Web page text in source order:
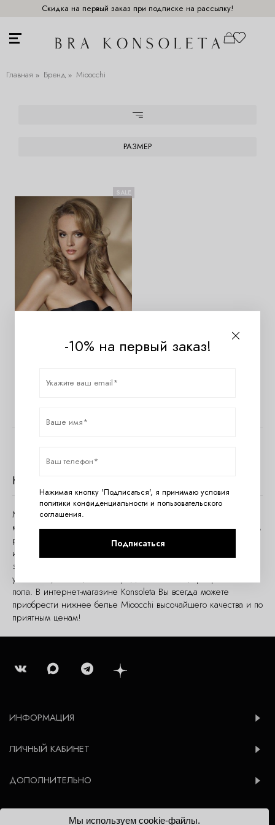
Скидка на первый заказ при подписке на рассылку!
Главная Бренд Mioocchi
РАЗМЕР
SALE
Бюстгальтер Mioocchi 6160
Нижнее белье Mioocchi
Mioocchi – итальянская торговая марка женского белья,
которая уверенно заняла свою нишу на российском бельевом
рынке благодаря высокому качеству и своей
индивидуальности. Женское нижнее белье марки Mioocchi –
это знак принадлежности к особой группе уверенных в себе,
успешных, любящих себя представительниц прекрасного
пола. В интернет-магазине Konsoleta Вы всегда можете
приобрести нижнее белье Mioocchi высочайшего качества и по
приятным ценам!
ИНФОРМАЦИЯ
ЛИЧНЫЙ КАБИНЕТ
ДОПОЛНИТЕЛЬНО
-10% на первый заказ!
Нажимая кнопку 'Подписаться', я принимаю условия
политики конфиденциальности и пользовательского
соглашения.
Подписаться
Мы используем cookie-файлы.